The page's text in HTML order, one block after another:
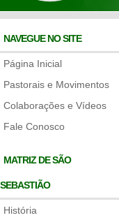
NAVEGUE NO SITE
Página Inicial
Pastorais e Movimentos
Colaborações e Vídeos
Fale Conosco
MATRIZ DE SÃO
SEBASTIÃO
História